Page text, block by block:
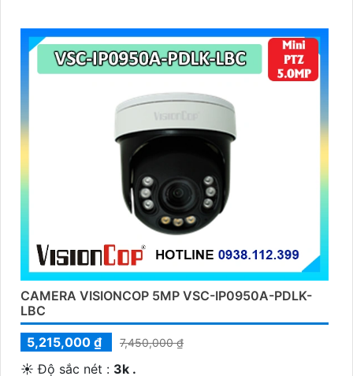
CAMERA VISIONCOP 5MP VSC-IP0950A-PDLK-
LBC
5,215,000 ₫
7,450,000 ₫
☀️ Độ sắc nét : 3k .